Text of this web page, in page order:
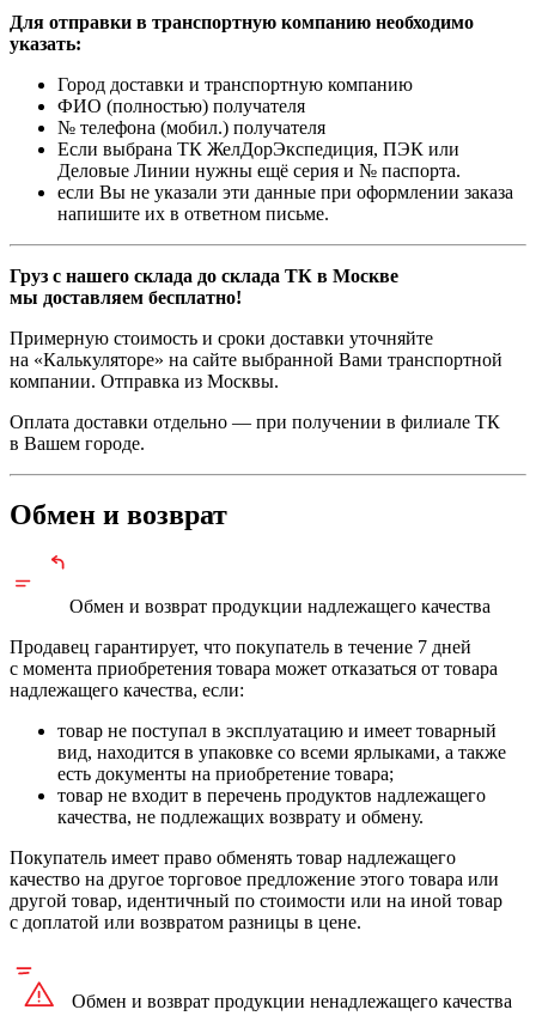
Для отправки в транспортную компанию необходимо
указать:
Город доставки и транспортную компанию
ФИО (полностью) получателя
№ телефона (мобил.) получателя
Если выбрана ТК ЖелДорЭкспедиция, ПЭК или
Деловые Линии нужны ещё серия и № паспорта.
если Вы не указали эти данные при оформлении заказа
напишите их в ответном письме.
Груз с нашего склада до склада ТК в Москве
мы доставляем бесплатно!
Примерную стоимость и сроки доставки уточняйте
на «Калькуляторе» на сайте выбранной Вами транспортной
компании. Отправка из Москвы.
Оплата доставки отдельно — при получении в филиале ТК
в Вашем городе.
Обмен и возврат
Обмен и возврат продукции надлежащего качества
Продавец гарантирует, что покупатель в течение 7 дней
с момента приобретения товара может отказаться от товара
надлежащего качества, если:
товар не поступал в эксплуатацию и имеет товарный
вид, находится в упаковке со всеми ярлыками, а также
есть документы на приобретение товара;
товар не входит в перечень продуктов надлежащего
качества, не подлежащих возврату и обмену.
Покупатель имеет право обменять товар надлежащего
качество на другое торговое предложение этого товара или
другой товар, идентичный по стоимости или на иной товар
с доплатой или возвратом разницы в цене.
Обмен и возврат продукции ненадлежащего качества